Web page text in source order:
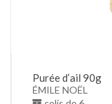
Purée d’ail 90g
ÉMILE NOËL